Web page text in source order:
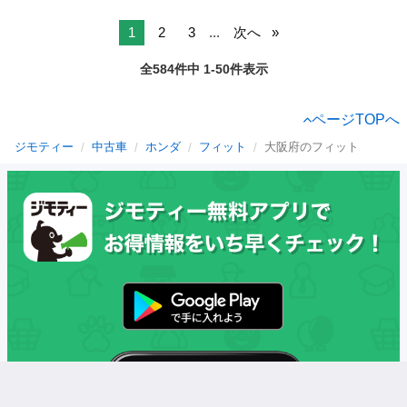
1 2 3 ... 次へ
全584件中 1-50件表示
ページTOPへ
ジモティー 中古車 ホンダ フィット 大阪府のフィット